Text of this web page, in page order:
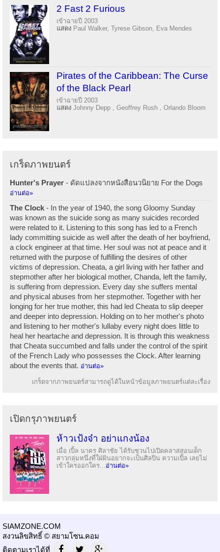
2 Fast 2 Furious
เข้าฉายปี 2003
แสดง Paul Walker, Tyrese Gibson, Eva Mendes
Pirates of the Caribbean: The Curse
of the Black Pearl
เข้าฉายปี 2003
แสดง Johnny Depp , Geoffrey Rush , Orlando Bloom
เกร็ดภาพยนตร์
Hunter's Prayer - ดัดแปลงจากหนังสือนวนิยาย For the Dogs
อ่านต่อ»
The Clock - In the year of 1940, the song Gloomy Sunday
was known as the suicide song as many suicides recorded
were related to it. Listening to this song has led to a French
lady committing suicide as well after the death of her boyfriend,
a clock engineer at that time. Her soul was not at peace and it
returned with the purpose of fulfilling the desires of other
victims of depression. Cheata, a girl living with her father and
stepmother after her biological mother, Chanda, left the family,
is suffering from depression. Every day she suffers mental
and physical abuses from her stepmother. Together with her
longing for her true mother, this had led Cheata to slip deeper
and deeper into depression. Holding on to her mother's photo
and listening to her mother's lullaby every night does little to
heal her heartache and depression. It is through this weakness
that Cheata succumbed and falls under the control of the spirit
of the French Lady who possesses the Clock. After learning
about the events that. อ่านต่อ»
เกร็ดจากภาพยนตร์สามารถดูได้ในหน้าข้อมูลภาพยนตร์แต่ละเรื่อง
เปิดกรุภาพยนตร์
ห้าวเป้งจ๋า อย่าแกงน้อง
เมื่อ เปิ้ล นาคร ศิลาชัย ได้รับชวนไปเปิดคลาสสอนเด็ก
สาวกลุ่มหนึ่งที่ใฝ่ฝันอยากจะเป็นศิลปิน ความเปิ้ล เลยไม่
เข้าใครออกใคร... อ่านต่อ»
SIAMZONE.COM
สงวนลิขสิทธิ์ © สยามโซน.คอม
ติดตามเราได้ที่